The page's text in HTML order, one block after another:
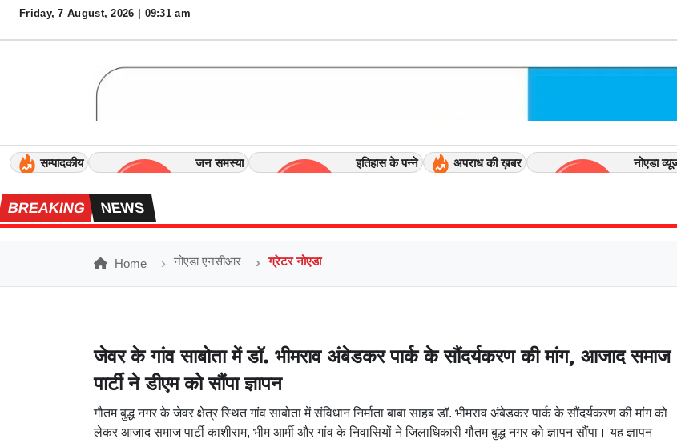
Friday, 7 August, 2026 | 09:31 am
एं
ट
रि
य
सम्पादकीय जन समस्या इतिहास के पन्ने अपराध की ख़बर नोएडा
BREAKING NEWS
Home नोएडा एनसीआर ग्रेटर नोएडा
जेवर के गांव साबोता में डॉ. भीमराव अंबेडकर पार्क के सौंदर्यकरण की मांग, आजाद समाज
पार्टी ने डीएम को सौंपा ज्ञापन
गौतम बुद्ध नगर के जेवर क्षेत्र स्थित गांव साबोता में संविधान निर्माता बाबा साहब डॉ. भीमराव अंबेडकर पार्क के सौंदर्यकरण की मांग को
लेकर आजाद समाज पार्टी काशीराम, भीम आर्मी और गांव के निवासियों ने जिलाधिकारी गौतम बुद्ध नगर को ज्ञापन सौंपा। यह ज्ञापन